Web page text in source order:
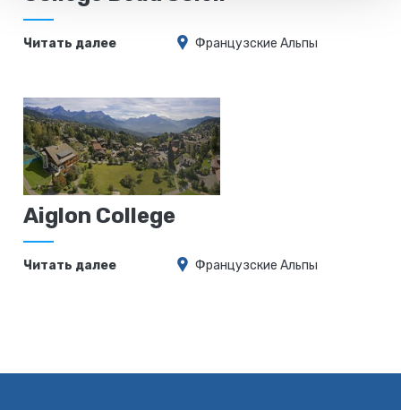
Читать далее Французские Альпы
Aiglon College
Читать далее Французские Альпы